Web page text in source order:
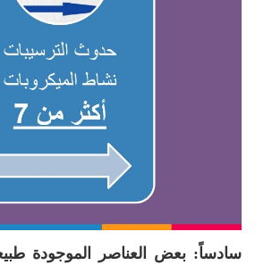
سادساً: بعض العناصر الموجودة